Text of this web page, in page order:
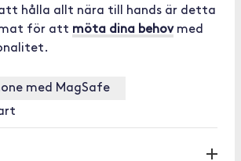
hålla allt nära till hands är detta
för att möta dina behovmed
med MagSafe